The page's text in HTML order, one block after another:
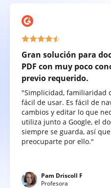
Gran solución para
PDF con muy poco
previo requerido.
"Simplicidad, familiaridad
fácil de usar. Es fácil de
cambios y editar lo que
utiliza junto a Google, el
siempre se guarda, así
preocuparte por ello."
Pam Driscoll F
Profesora